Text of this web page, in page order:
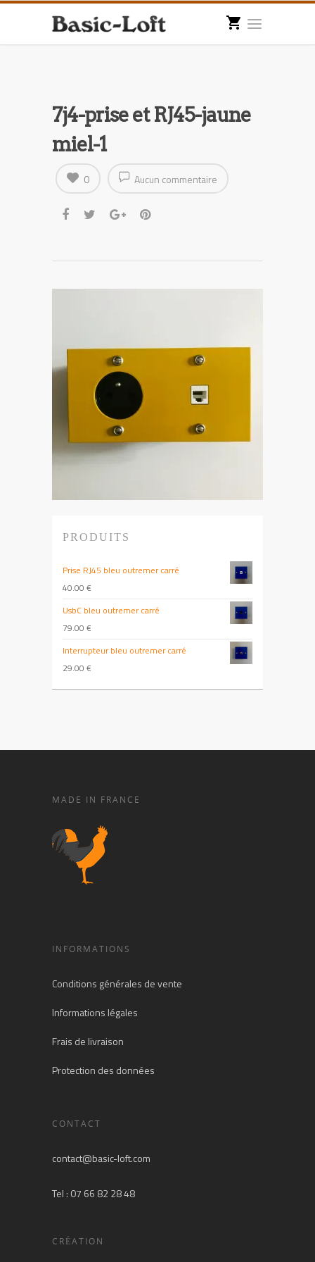
7j4-prise et RJ45-jaune
miel-1
Aucun commentaire
0
PRODUITS
Prise RJ45 bleu outremer carré
40.00 €
UsbC bleu outremer carré
79.00 €
Interrupteur bleu outremer carré
29.00 €
MADE IN FRANCE
INFORMATIONS
Conditions générales de vente
Informations légales
Frais de livraison
Protection des données
CONTACT
contact@basic-loft.com
Tel : 07 66 82 28 48
CRÉATION